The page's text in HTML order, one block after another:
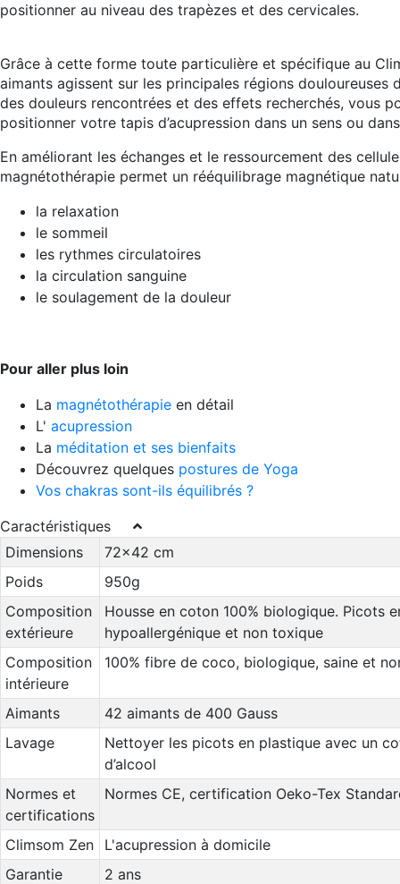
positionner au niveau des trapèzes et des cervicales.
Grâce à cette forme toute particulière et spécifique au
aimants agissent sur les principales régions douloureuses
des douleurs rencontrées et des effets recherchés, vous
positionner votre tapis d’acupression dans un sens ou dans
En améliorant les échanges et le ressourcement des
magnétothérapie permet un rééquilibrage magnétique
la relaxation
le sommeil
les rythmes circulatoires
la circulation sanguine
le soulagement de la douleur
Pour aller plus loin
La magnétothérapie en détail
L' acupression
La méditation et ses bienfaits
Découvrez quelques postures de Yoga
Vos chakras sont-ils équilibrés ?
Caractéristiques
Dimensions
72x42 cm
Poids
950g
Composition
extérieure
Housse en coton 100% biologique. Picots
hypoallergénique et non toxique
Composition
intérieure
100% fibre de coco, biologique, saine et
Aimants
42 aimants de 400 Gauss
Lavage
Nettoyer les picots en plastique avec un
d’alcool
Normes et
certifications
Normes CE, certification Oeko-Tex
Climsom Zen
L'acupression à domicile
Garantie
2 ans